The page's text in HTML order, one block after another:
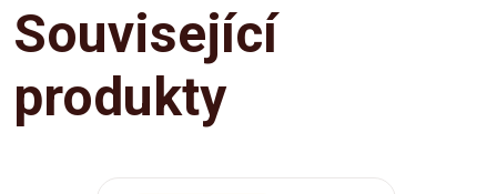
Související
produkty